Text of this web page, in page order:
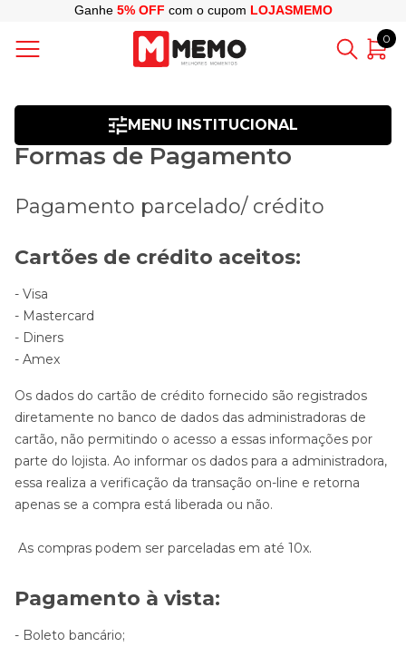
Ganhe 5% OFF com o cupom LOJASMEMO
0
MENU INSTITUCIONAL
Formas de Pagamento
Pagamento parcelado/ crédito
Cartões de crédito aceitos:
- Visa
- Mastercard
- Diners
- Amex
Os dados do cartão de crédito fornecido são registrados
diretamente no banco de dados das administradoras de
cartão, não permitindo o acesso a essas informações por
parte do lojista. Ao informar os dados para a administradora,
essa realiza a verificação da transação on-line e retorna
apenas se a compra está liberada ou não.
As compras podem ser parceladas em até 10x.
Pagamento à vista:
- Boleto bancário;